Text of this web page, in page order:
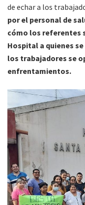
de echar a los
por el personal de
cómo los referentes
Hospital a quienes
los trabajadores se
enfrentamientos.